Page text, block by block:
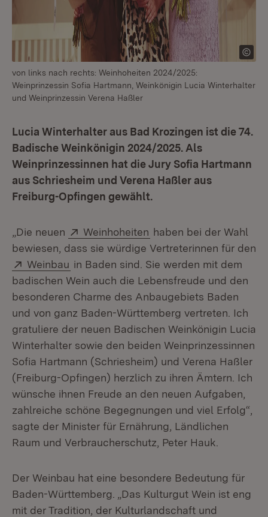
von links nach rechts: Weinhoheiten 2024/2025:
Weinprinzessin Sofia Hartmann, Weinkönigin Lucia Winterhalter
und Weinprinzessin Verena Haßler
Lucia Winterhalter aus Bad Krozingen ist die 74.
Badische Weinkönigin 2024/2025. Als
Weinprinzessinnen hat die Jury Sofia Hartmann
aus Schriesheim und Verena Haßler aus
Freiburg-Opfingen gewählt.
„Die neuen Extern:
Weinhoheiten (Öffnet in neuem
haben bei der Wahl
bewiesen, dass sie würdige Vertreterinnen für den
Extern:
Weinbau (Öffnet in neuem Fenster)
in Baden sind. Sie werden mit dem
badischen Wein auch die Lebensfreude und den
besonderen Charme des Anbaugebiets Baden
und von ganz Baden-Württemberg vertreten. Ich
gratuliere der neuen Badischen Weinkönigin Lucia
Winterhalter sowie den beiden Weinprinzessinnen
Sofia Hartmann (Schriesheim) und Verena Haßler
(Freiburg-Opfingen) herzlich zu ihren Ämtern. Ich
wünsche ihnen Freude an den neuen Aufgaben,
zahlreiche schöne Begegnungen und viel Erfolg“,
sagte der Minister für Ernährung, Ländlichen
Raum und Verbraucherschutz, Peter Hauk.
Der Weinbau hat eine besondere Bedeutung für
Baden-Württemberg. „Das Kulturgut Wein ist eng
mit der Tradition, der Kulturlandschaft und